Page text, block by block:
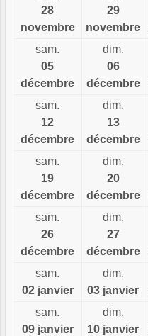
28
novembre
29
novembre
sam.
05
décembre
dim.
06
décembre
sam.
12
décembre
dim.
13
décembre
sam.
19
décembre
dim.
20
décembre
sam.
26
décembre
dim.
27
décembre
sam.
02 janvier
dim.
03 janvier
sam.
09 janvier
dim.
10 janvier